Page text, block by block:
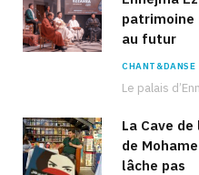
patrimoine
au futur
CHANT&DANSE
La Cave
de
lâche pas